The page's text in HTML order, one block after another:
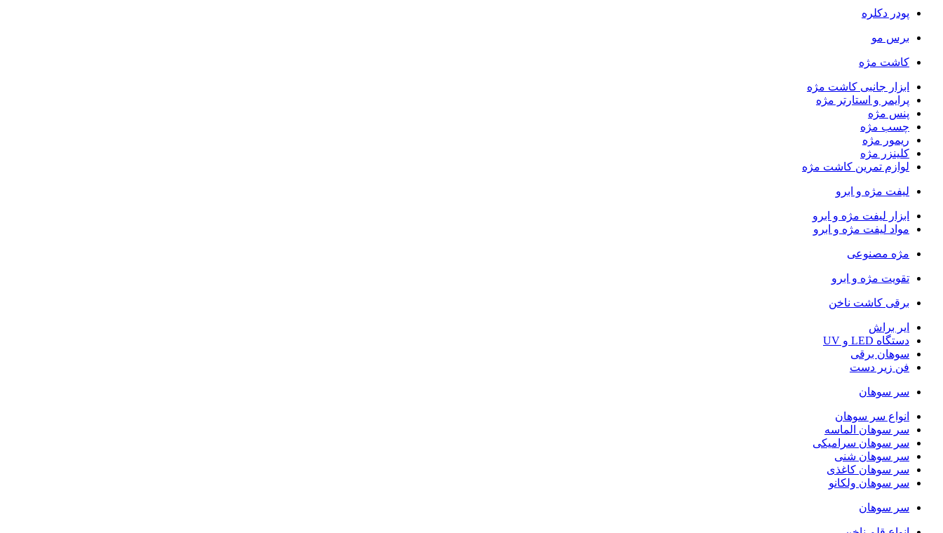
پودر دکلره
برس مو
کاشت مژه
ابزار جانبی کاشت مژه
پرایمر و استارتر مژه
پنس مژه
چسب مژه
ریمور مژه
کلینزر مژه
لوازم تمرین کاشت مژه
لیفت مژه و ابرو
ابزار لیفت مژه و ابرو
مواد لیفت مژه و ابرو
مژه مصنوعی
تقویت مژه و ابرو
برقی کاشت ناخن
ایر براش
دستگاه LED و UV
سوهان برقی
فن زیر دست
سر سوهان
انواع سر سوهان
سر سوهان الماسه
سر سوهان سرامیکی
سر سوهان شنی
سر سوهان کاغذی
سر سوهان ولکانو
سر سوهان